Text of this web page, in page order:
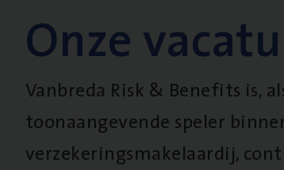
Onze
Vanbreda Risk & Benefits is,
toonaangevende speler
verzekeringsmakelaardij,